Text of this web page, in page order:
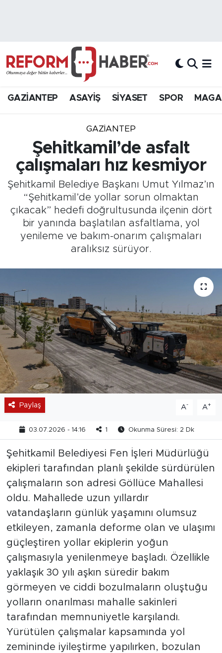
GAZİANTEP ASAYİŞ SİYASET SPOR
GAZIANTEP
Şehitkamil’de asfalt
çalışmaları hız kesmiyor
Şehitkamil Belediye Başkanı Umut Yılmaz’ın
“Şehitkamil’de yollar sorun olmaktan
çıkacak” hedefi doğrultusunda ilçenin dört
bir yanında başlatılan asfaltlama, yol
yenileme ve bakım-onarım çalışmaları
aralıksız sürüyor.
Paylaş A- A+
03.07.2026 - 14:16 1 Okunma Süresi: 2 Dk
Şehitkamil Belediyesi Fen İşleri Müdürlüğü
ekipleri tarafından planlı şekilde sürdürülen
çalışmaların son adresi Göllüce Mahallesi
oldu. Mahallede uzun yıllardır
vatandaşların günlük yaşamını olumsuz
etkileyen, zamanla deforme olan ve ulaşımı
güçleştiren yollar ekiplerin yoğun
çalışmasıyla yenilenmeye başladı. Özellikle
yaklaşık 30 yılı aşkın süredir bakım
görmeyen ve ciddi bozulmaların oluştuğu
yolların onarılması mahalle sakinleri
tarafından memnuniyetle karşılandı.
Yürütülen çalışmalar kapsamında yol
zemininde iyileştirme yapılırken, bozulan
Hava Durumu
Süper Lig Puan Durumu ve Fikstür
Tüm Manşetler
Son Dakika Haberleri
Haber Arşivi